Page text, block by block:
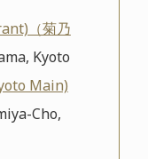
（菊乃
Kyoto
Main)
Cho,